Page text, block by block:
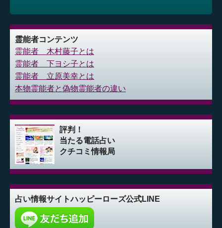
霊能者コンテンツ
霊能者 木村藤子とは
霊能者 下ヨシ子とは
霊能者 立原美幸とは
本物霊能者と偽物霊能者の違い
評判！
当たる電話占い
クチコミ情報局
占い情報サイトハッピーローズ公式LINE